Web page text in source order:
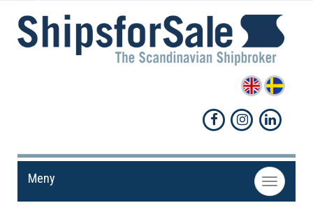
Toggle
navigation
Meny